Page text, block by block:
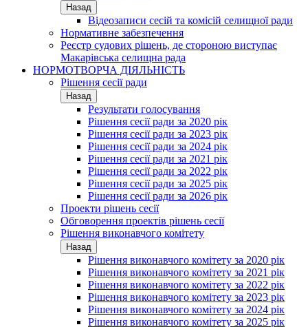
Назад
Відеозаписи сесій та комісій селищної ради
Нормативне забезпечення
Реєстр судових рішень, де стороною виступає
Макарівська селищна рада
НОРМОТВОРЧА ДІЯЛЬНІСТЬ
Рішення сесії ради
Назад
Результати голосування
Рішення сесії ради за 2020 рік
Рішення сесії ради за 2023 рік
Рішення сесії ради за 2024 рік
Рішення сесії ради за 2021 рік
Рішення сесії ради за 2022 рік
Рішення сесії ради за 2025 рік
Рішення сесії ради за 2026 рік
Проекти рішень сесії
Обговорення проектів рішень сесії
Рішення виконавчого комітету
Назад
Рішення виконавчого комітету за 2020 рік
Рішення виконавчого комітету за 2021 рік
Рішення виконавчого комітету за 2022 рік
Рішення виконавчого комітету за 2023 рік
Рішення виконавчого комітету за 2024 рік
Рішення виконавчого комітету за 2025 рік